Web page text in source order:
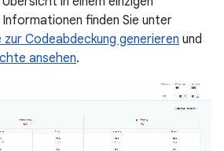
finden Sie unter
Codeabdeckung generieren und
ansehen.